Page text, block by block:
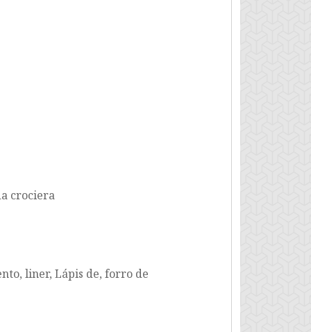
crociera
liner, Lápis de, forro de